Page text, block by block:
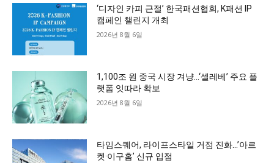
‘디자인 카피 근절’ 한국패션협회, K패션 IP
캠페인 챌린지 개최
2026년 8월 6일
1,100조 원 중국 시장 겨냥…‘셀레베’ 주요 플
랫폼 잇따라 확보
2026년 8월 6일
타임스퀘어, 라이프스타일 거점 진화…’아르
켓·이구홈’ 신규 입점